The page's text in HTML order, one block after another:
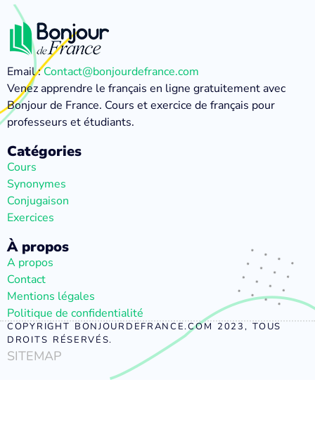
Email :Contact@bonjourdefrance.com
Venez apprendre le français en ligne gratuitement avec
Bonjour de France. Cours et exercice de français pour
professeurs et étudiants.
Catégories
Cours
Synonymes
Conjugaison
Exercices
À propos
A propos
Contact
Mentions légales
Politique de confidentialité
COPYRIGHT BONJOURDEFRANCE.COM 2023, TOUS
DROITS RÉSERVÉS.
SITEMAP